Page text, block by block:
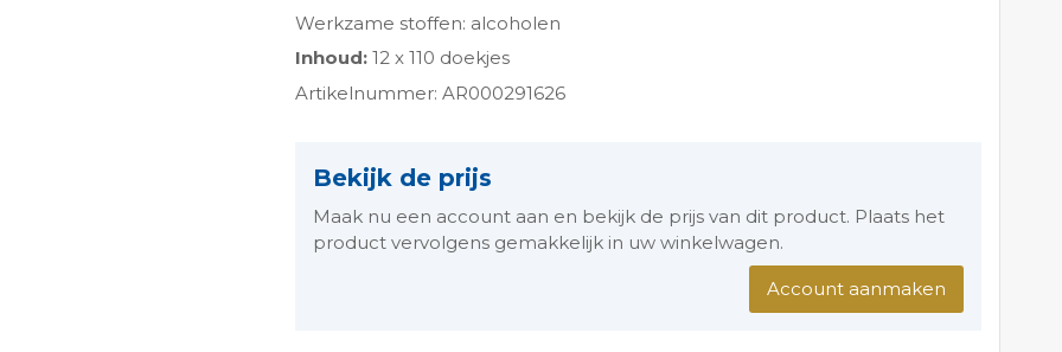
Werkzame stoffen: alcoholen
Inhoud: 12 x 110 doekjes
Artikelnummer: AR000291626
Bekijk de prijs
Maak nu een account aan en bekijk de prijs van dit product. Plaats het
product vervolgens gemakkelijk in uw winkelwagen.
Account aanmaken